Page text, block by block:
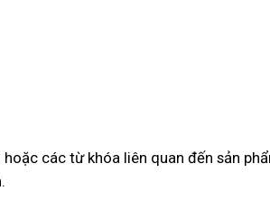
các từ khóa liên quan đến sản